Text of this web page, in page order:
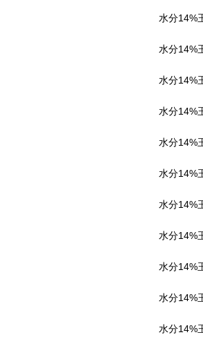
水分14%玉
水分14%玉
水分14%玉
水分14%玉
水分14%玉
水分14%玉
水分14%玉
水分14%玉
水分14%玉
水分14%玉
水分14%玉